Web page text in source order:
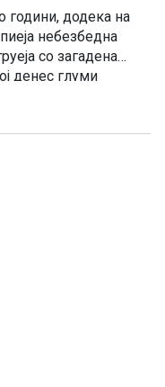
години, додека на
небезбедна
со загадена
денес глуми
беден политички